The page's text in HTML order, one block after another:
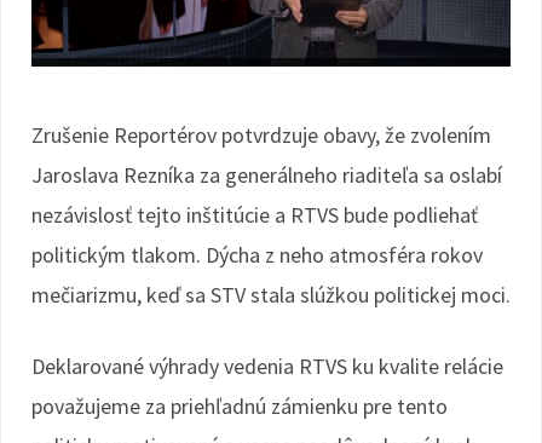
Zrušenie Reportérov potvrdzuje obavy, že zvolením
Jaroslava Rezníka za generálneho riaditeľa sa oslabí
nezávislosť tejto inštitúcie a RTVS bude podliehať
politickým tlakom. Dýcha z neho atmosféra rokov
mečiarizmu, keď sa STV stala slúžkou politickej moci.
Deklarované výhrady vedenia RTVS ku kvalite relácie
považujeme za priehľadnú zámienku pre tento